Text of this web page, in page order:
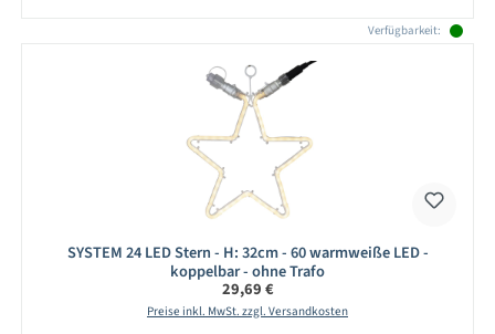
Verfügbarkeit:
SYSTEM 24 LED Stern - H: 32cm - 60 warmweiße LED -
koppelbar - ohne Trafo
Regulärer Preis:
29,69 €
Preise inkl. MwSt. zzgl. Versandkosten